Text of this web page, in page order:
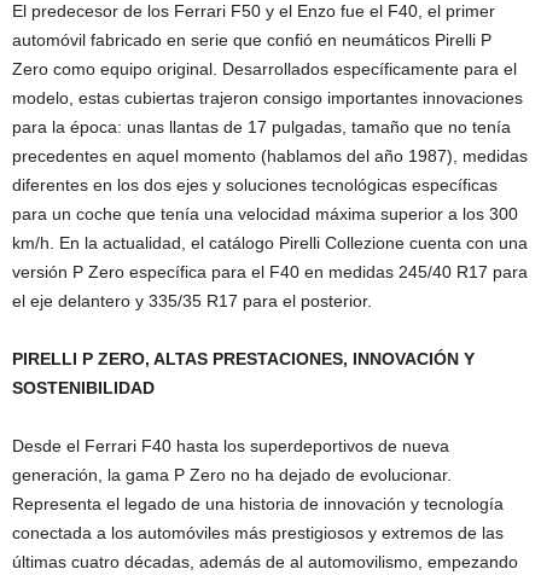
El predecesor de los Ferrari F50 y el Enzo fue el F40, el primer
automóvil fabricado en serie que confió en neumáticos Pirelli P
Zero como equipo original. Desarrollados específicamente para el
modelo, estas cubiertas trajeron consigo importantes innovaciones
para la época: unas llantas de 17 pulgadas, tamaño que no tenía
precedentes en aquel momento (hablamos del año 1987), medidas
diferentes en los dos ejes y soluciones tecnológicas específicas
para un coche que tenía una velocidad máxima superior a los 300
km/h. En la actualidad, el catálogo Pirelli Collezione cuenta con una
versión P Zero específica para el F40 en medidas 245/40 R17 para
el eje delantero y 335/35 R17 para el posterior.
PIRELLI P ZERO, ALTAS PRESTACIONES, INNOVACIÓN Y
SOSTENIBILIDAD
Desde el Ferrari F40 hasta los superdeportivos de nueva
generación, la gama P Zero no ha dejado de evolucionar.
Representa el legado de una historia de innovación y tecnología
conectada a los automóviles más prestigiosos y extremos de las
últimas cuatro décadas, además de al automovilismo, empezando